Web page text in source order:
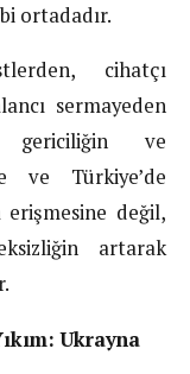
ortadadır.
cihatçı
sermayeden
gericiliğin ve
ve Türkiye’de
değil,
artarak
Ukrayna